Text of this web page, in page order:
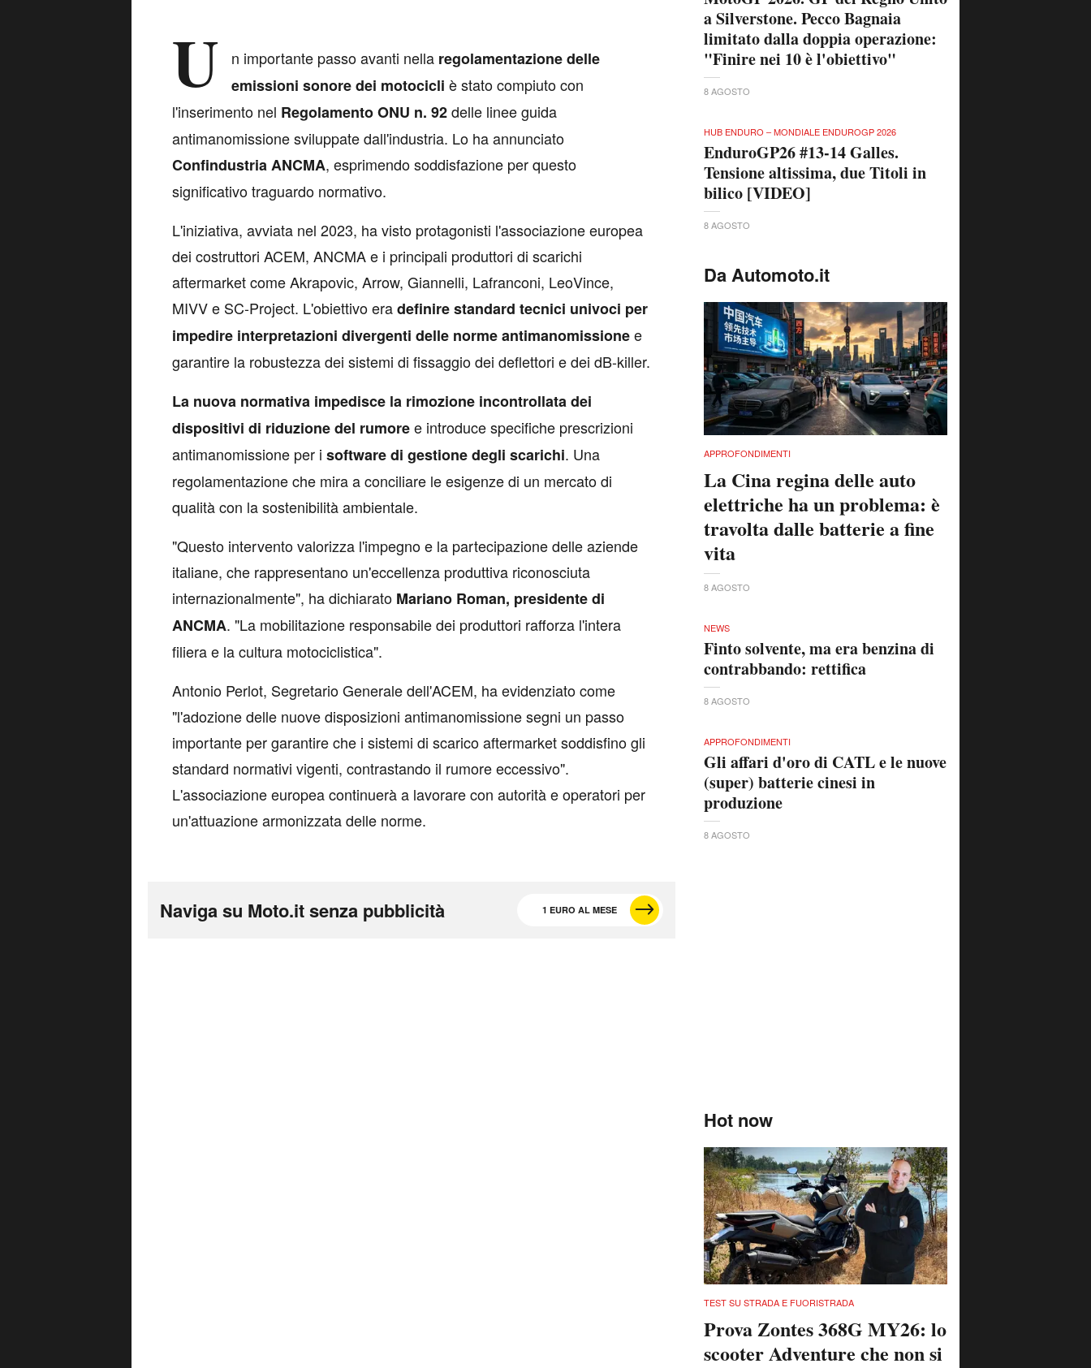
U n importante passo avanti nella regolamentazione delle
emissioni sonore dei motocicli è stato compiuto con
l'inserimento nel Regolamento ONU n. 92delle linee guida
antimanomissione sviluppate dall'industria. Lo ha annunciato
Confindustria ANCMA, esprimendo soddisfazione per questo
significativo traguardo normativo.
L'iniziativa, avviata nel 2023, ha visto protagonisti l'associazione europea
dei costruttori ACEM, ANCMA e i principali produttori di scarichi
aftermarket come Akrapovic, Arrow, Giannelli, Lafranconi, LeoVince,
MIVV e SC-Project. L'obiettivo eradefinire standard tecnici univoci per
impedire interpretazioni divergenti delle norme antimanomissionee
garantire la robustezza dei sistemi di fissaggio dei deflettori e dei dB-killer.
La nuova normativa impedisce la rimozione incontrollata dei
dispositivi di riduzione del rumoree introduce specifiche prescrizioni
antimanomissione per i software di gestione degli scarichi. Una
regolamentazione che mira a conciliare le esigenze di un mercato di
qualità con la sostenibilità ambientale.
"Questo intervento valorizza l'impegno e la partecipazione delle aziende
italiane, che rappresentano un'eccellenza produttiva riconosciuta
internazionalmente", ha dichiarato Mariano Roman, presidente di
ANCMA. "La mobilitazione responsabile dei produttori rafforza l'intera
filiera e la cultura motociclistica".
Antonio Perlot, Segretario Generale dell'ACEM, ha evidenziato come
"l'adozione delle nuove disposizioni antimanomissione segni un passo
importante per garantire che i sistemi di scarico aftermarket soddisfino gli
standard normativi vigenti, contrastando il rumore eccessivo".
L'associazione europea continuerà a lavorare con autorità e operatori per
un'attuazione armonizzata delle norme.
Naviga su Moto.it senza pubblicità 1 EURO AL MESE
a Silverstone. Pecco Bagnaia
limitato dalla doppia operazione:
"Finire nei 10 è l'obiettivo"
8 AGOSTO
HUB ENDURO – MONDIALE ENDUROGP 2026
EnduroGP26 #13-14 Galles.
Tensione altissima, due Titoli in
bilico [VIDEO]
8 AGOSTO
Da Automoto.it
APPROFONDIMENTI
La Cina regina delle auto
elettriche ha un problema: è
travolta dalle batterie a fine
vita
8 AGOSTO
NEWS
Finto solvente, ma era benzina di
contrabbando: rettifica
8 AGOSTO
APPROFONDIMENTI
Gli affari d'oro di CATL e le nuove
(super) batterie cinesi in
produzione
8 AGOSTO
Hot now
TEST SU STRADA E FUORISTRADA
Prova Zontes 368G MY26: lo
scooter Adventure che non si